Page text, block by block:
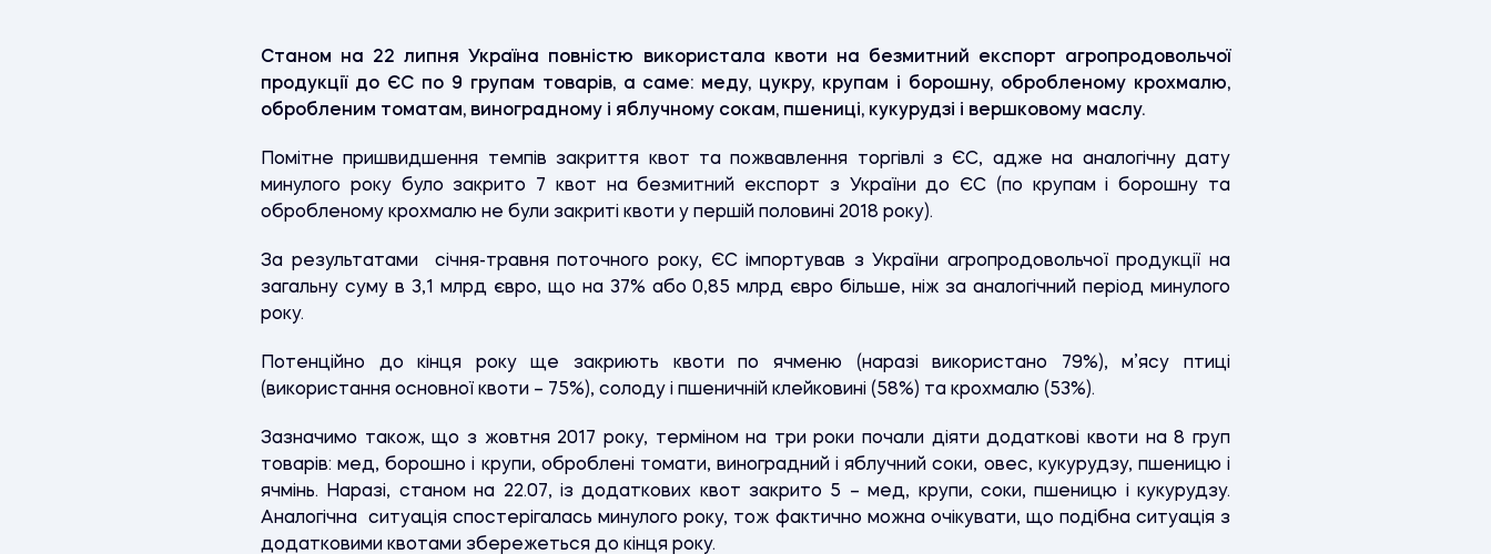
Станом на 22 липня Україна повністю використала квоти на безмитний експорт агропродовольчої
продукції до ЄС по 9 групам товарів, а саме: меду, цукру, крупам і борошну, обробленому крохмалю,
обробленим томатам, виноградному і яблучному сокам, пшениці, кукурудзі і вершковому маслу.
Помітне пришвидшення темпів закриття квот та пожвавлення торгівлі з ЄС, адже на аналогічну дату
минулого року було закрито 7 квот на безмитний експорт з України до ЄС (по крупам і борошну та
обробленому крохмалю не були закриті квоти у першій половині 2018 року).
За результатами січня-травня поточного року, ЄС імпортував з України агропродовольчої продукції на
загальну суму в 3,1 млрд євро, що на 37% або 0,85 млрд євро більше, ніж за аналогічний період минулого
року.
Потенційно до кінця року ще закриють квоти по ячменю (наразі використано 79%), м’ясу птиці
(використання основної квоти – 75%), солоду і пшеничній клейковині (58%) та крохмалю (53%).
Зазначимо також, що з жовтня 2017 року, терміном на три роки почали діяти додаткові квоти на 8 груп
товарів: мед, борошно і крупи, оброблені томати, виноградний і яблучний соки, овес, кукурудзу, пшеницю і
ячмінь. Наразі, станом на 22.07, із додаткових квот закрито 5 – мед, крупи, соки, пшеницю і кукурудзу.
Аналогічна ситуація спостерігалась минулого року, тож фактично можна очікувати, що подібна ситуація з
додатковими квотами збережеться до кінця року.